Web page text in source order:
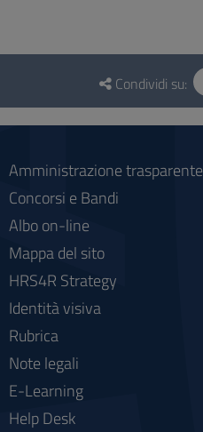
Questionario
social
Condividi su:
Amministrazione trasparente
Concorsi e Bandi
Albo on-line
Mappa del sito
HRS4R Strategy
Identità visiva
Rubrica
Note legali
E-Learning
Help Desk